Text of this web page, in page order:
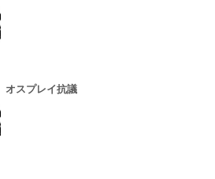
オスプレイ抗議